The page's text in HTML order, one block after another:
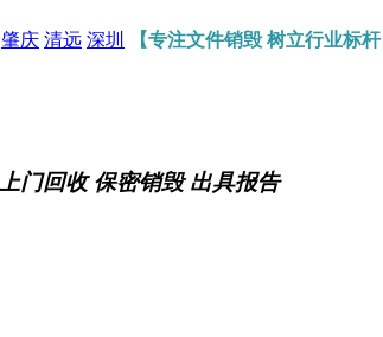
肇庆 清远 深圳 【专注文件销毁 树立行业标
上门回收 保密销毁 出具报告